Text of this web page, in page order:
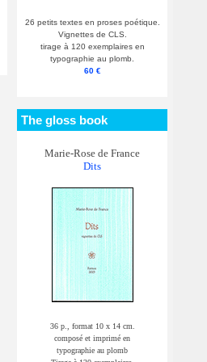
26 petits textes en proses poétique.
Vignettes de CLS.
tirage à 120 exemplaires en
typographie au plomb.
60 €
The gloss book
Marie-Rose de France
Dits
36 p., format 10 x 14 cm.
composé et imprimé en
typographie au plomb